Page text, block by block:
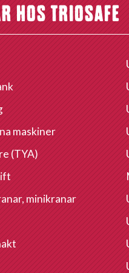
HOS TRIOSAFE
maskiner
(TYA)
minikranar